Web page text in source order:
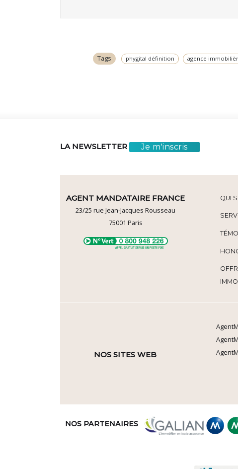
Tags phygital définition agence
LA NEWSLETTER Je m'inscris
AGENT MANDATAIRE FRANCE
23/25 rue Jean-Jacques Rousseau
75001 Paris
QUI
NOS SITES WEB
NOS PARTENAIRES